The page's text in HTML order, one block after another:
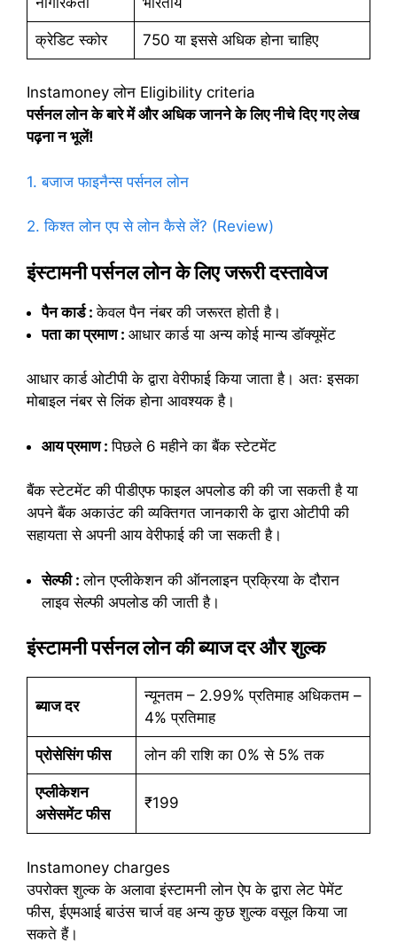
क्रेडिट स्कोर 750 या इससे अधिक होना चाहिए
Instamoney लोन Eligibility criteria
पर्सनल लोन के बारे में और अधिक जानने के लिए नीचे दिए गए लेख
पढ़ना न भूलें!
1. बजाज फाइनैन्स पर्सनल लोन
2. किश्त लोन एप से लोन कैसे लें? (Review)
इंस्टामनी पर्सनल लोन के लिए जरूरी दस्तावेज
पैन कार्ड :केवल पैन नंबर की जरूरत होती है।
पता का प्रमाण : आधार कार्ड या अन्य कोई मान्य डॉक्यूमेंट
आधार कार्ड ओटीपी के द्वारा वेरीफाई किया जाता है। अतः इसका
मोबाइल नंबर से लिंक होना आवश्यक है।
आय प्रमाण :पिछले 6 महीने का बैंक स्टेटमेंट
बैंक स्टेटमेंट की पीडीएफ फाइल अपलोड की की जा सकती है या
अपने बैंक अकाउंट की व्यक्तिगत जानकारी के द्वारा ओटीपी की
सहायता से अपनी आय वेरीफाई की जा सकती है।
सेल्फी :लोन एप्लीकेशन की ऑनलाइन प्रक्रिया के दौरान
लाइव सेल्फी अपलोड की जाती है।
इंस्टामनी पर्सनल लोन की ब्याज दर और शुल्क
ब्याज दर
न्यूनतम – 2.99% प्रतिमाह अधिकतम –
4% प्रतिमाह
प्रोसेसिंग फीस लोन की राशि का 0% से 5% तक
एप्लीकेशन
असेसमेंट फीस
₹199
Instamoney charges
उपरोक्त शुल्क के अलावा इंस्टामनी लोन ऐप के द्वारा लेट पेमेंट
फीस, ईएमआई बाउंस चार्ज वह अन्य कुछ शुल्क वसूल किया जा
सकते हैं।